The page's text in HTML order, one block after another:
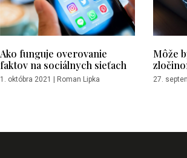
Ako funguje overovanie
faktov na sociálnych sieťach
1. októbra 2021 Roman Lipka
Môže
27.